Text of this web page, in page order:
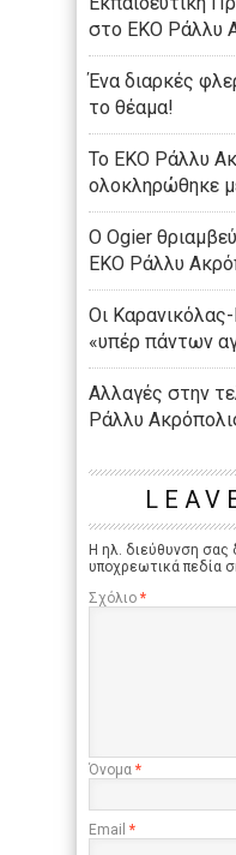
στο ΕΚΟ Ράλλυ
Ένα διαρκές
το θέαμα!
Το ΕΚΟ Ράλλυ
ολοκληρώθηκε
Ο Ogier
ΕΚΟ Ράλλυ
Οι
«υπέρ πάντων
Αλλαγές στην
Ράλλυ
Η ηλ. διεύθυνση σας
υποχρεωτικά πεδία
Σχόλιο *
Όνομα *
Email *